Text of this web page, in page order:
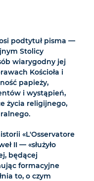
podtytuł pisma —
Stolicy
wiarygodny jej
Kościoła i
papieży,
i wystąpień,
życia religijnego,
«L'Osservatore
II — «służyło
będącej
formacyjne
to, o czym